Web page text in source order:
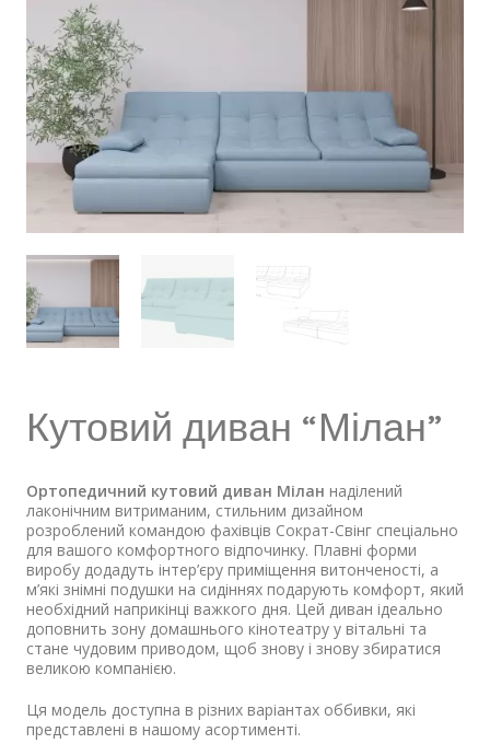
Кутовий диван “Мілан”
Ортопедичний кутовий диван Мілан наділений
лаконічним витриманим, стильним дизайном
розроблений командою фахівців Сократ-Свінг спеціально
для вашого комфортного відпочинку. Плавні форми
виробу додадуть інтер’єру приміщення витонченості, а
м’які знімні подушки на сидіннях подарують комфорт, який
необхідний наприкінці важкого дня. Цей диван ідеально
доповнить зону домашнього кінотеатру у вітальні та
стане чудовим приводом, щоб знову і знову збиратися
великою компанією.
Ця модель доступна в різних варіантах оббивки, які
представлені в нашому асортименті.